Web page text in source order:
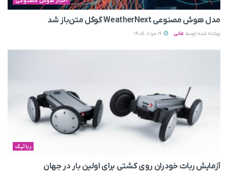
مدل هوش مصنوعی WeatherNext گوگل متن‌باز شد
نوشته شده توسط مانی
رباتیک
آزمایش ربات خودران روی کشتی برای اولین بار در جهان